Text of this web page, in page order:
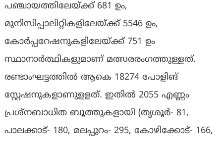
പഞ്ചായത്തിലേയ്ക്ക് 681 ഉം,
മുനിസിപ്പാലിറ്റികളിലേയ്ക്ക് 5546 ഉം,
കോർപ്പറേഷനുകളിലേയ്ക്ക് 751 ഉം
സ്ഥാനാർത്ഥികളുമാണ് മത്സരരംഗത്തുള്ളത്.
രണ്ടാംഘട്ടത്തിൽ ആകെ 18274 പോളിങ്
സ്റ്റേഷനുകളാണുളളത്. ഇതിൽ 2055 എണ്ണം
പ്രശ്നബാധിത ബൂത്തുകളായി (തൃശൂർ- 81,
പാലക്കാട്- 180, മലപ്പുറം- 295, കോഴിക്കോട്- 166,